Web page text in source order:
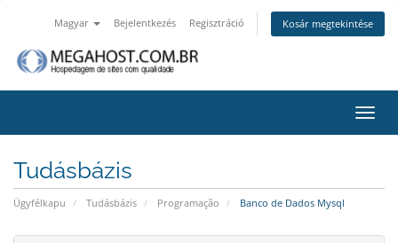
Magyar Bejelentkezés Regisztráció Kosár megtekintése
a
Tudásbázis
Ügyfélkapu Tudásbázis Programação Banco de Dados Mysql